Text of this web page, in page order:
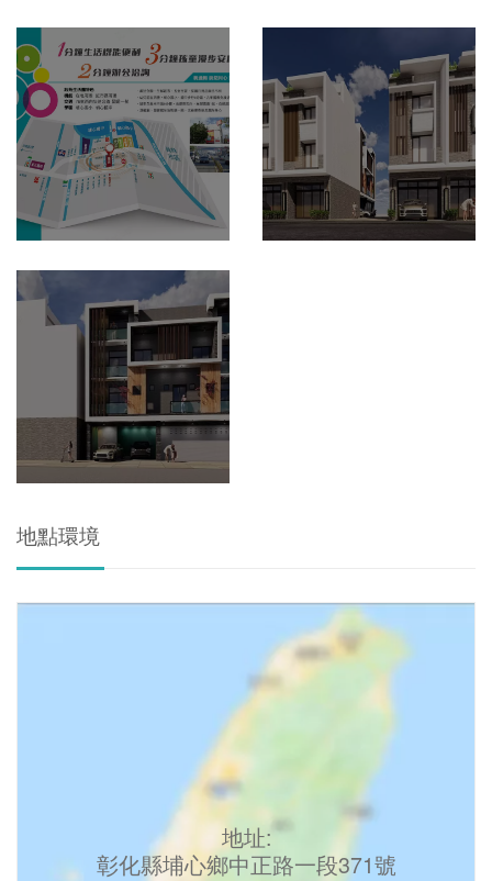
地點環境
地址:
彰化縣埔心鄉中正路一段371號